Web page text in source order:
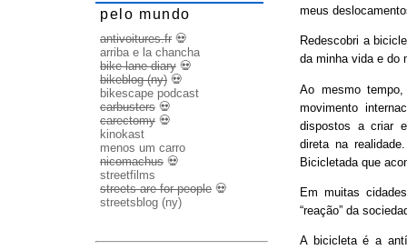
meus
Redescobri a
da minha vida e do
Ao mesmo
movimento
dispostos a criar
direta na
Bicicletada que
Em muitas
“reação” da
A bicicleta é a
pelo mundo
antivoitures.fr 💀
arriba e la chancha
bike lane diary 💀
bikeblog (ny) 💀
bikescape podcast
carbusters 💀
carectomy 💀
kinokast
menos um carro
nicomachus 💀
streetfilms
streets are for people 💀
streetsblog (ny)